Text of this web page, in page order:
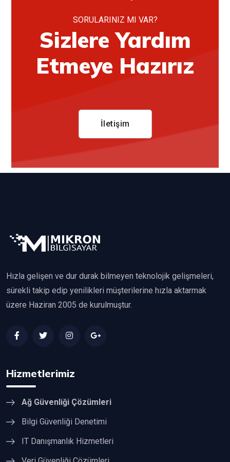
SORULARINIZ MI VAR?
Sizlere Yardım
Etmeye Hazırız
İletişim
Hızla gelişen ve dur durak bilmeyen teknolojik gelişmeleri,
sürekli takip edip yenilikleri müşterilerine hızla aktarmak
üzere Haziran 2005 de kurulmuştur.
Hizmetlerimiz
Ağ Güvenliği Çözümleri
Bilgi Güvenliği Denetimi
IT Danışmanlık Hizmetleri